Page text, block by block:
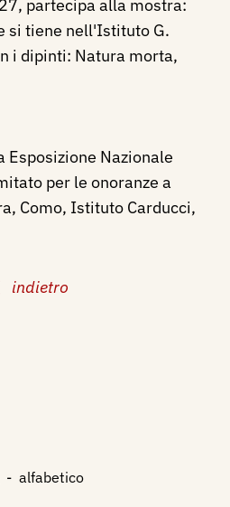
indietro
partecipa alla mostra:
si tiene nell'Istituto G.
i dipinti: Natura morta,
Esposizione Nazionale
per le onoranze a
Como, Istituto Carducci,
- alfabetico